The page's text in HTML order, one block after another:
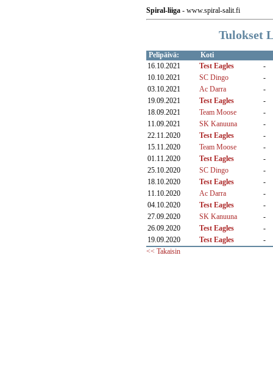
Spiral-liiga - www.spiral-salit.fi
Tulokset
Pelipäivä:
Koti
16.10.2021
Test Eagles
-
10.10.2021
SC Dingo
-
03.10.2021
Ac Darra
-
19.09.2021
Test Eagles
-
18.09.2021
Team Moose
-
11.09.2021
SK Kanuuna
-
22.11.2020
Test Eagles
-
15.11.2020
Team Moose
-
01.11.2020
Test Eagles
-
25.10.2020
SC Dingo
-
18.10.2020
Test Eagles
-
11.10.2020
Ac Darra
-
04.10.2020
Test Eagles
-
27.09.2020
SK Kanuuna
-
26.09.2020
Test Eagles
-
19.09.2020
Test Eagles
-
<< Takaisin